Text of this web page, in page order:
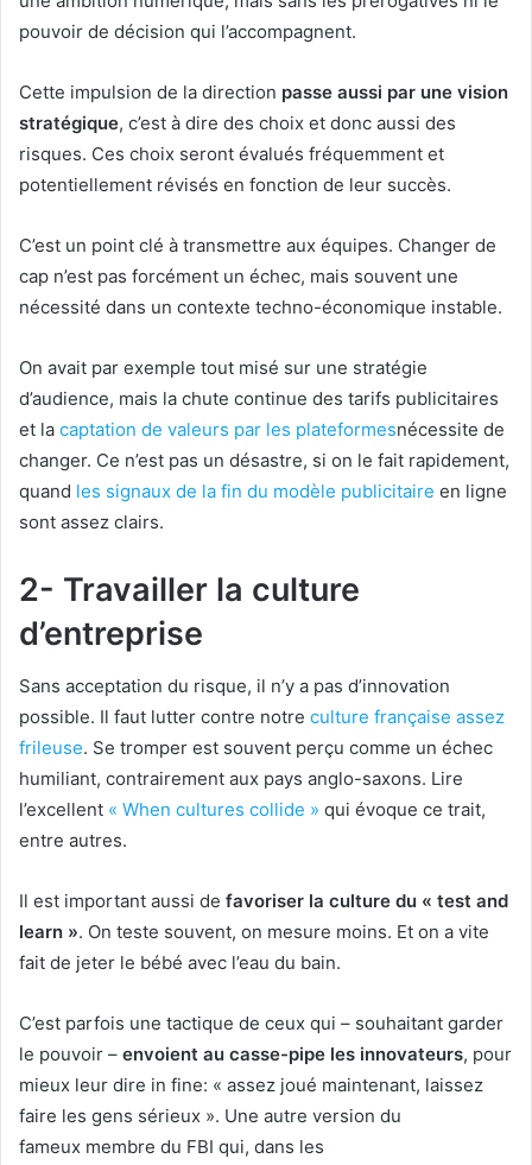
pouvoir de décision qui l’accompagnent.
Cette impulsion de la direction passe aussi par une vision
stratégique, c’est à dire des choix et donc aussi des
risques. Ces choix seront évalués fréquemment et
potentiellement révisés en fonction de leur succès.
C’est un point clé à transmettre aux équipes. Changer de
cap n’est pas forcément un échec, mais souvent une
nécessité dans un contexte techno-économique instable.
On avait par exemple tout misé sur une stratégie
d’audience, mais la chute continue des tarifs publicitaires
et la captation de valeurs par les plateformesnécessite de
changer. Ce n’est pas un désastre, si on le fait rapidement,
quand les signaux de la fin du modèle publicitaire en ligne
sont assez clairs.
2- Travailler la culture
d’entreprise
Sans acceptation du risque, il n’y a pas d’innovation
possible. Il faut lutter contre notre culture française assez
frileuse. Se tromper est souvent perçu comme un échec
humiliant, contrairement aux pays anglo-saxons. Lire
l’excellent « When cultures collide » qui évoque ce trait,
entre autres.
Il est important aussi de favoriser la culture du « test and
learn ». On teste souvent, on mesure moins. Et on a vite
fait de jeter le bébé avec l’eau du bain.
C’est parfois une tactique de ceux qui – souhaitant garder
le pouvoir – envoient au casse-pipe les innovateurs, pour
mieux leur dire in fine: « assez joué maintenant, laissez
faire les gens sérieux ». Une autre version du
fameux membre du FBI qui, dans les